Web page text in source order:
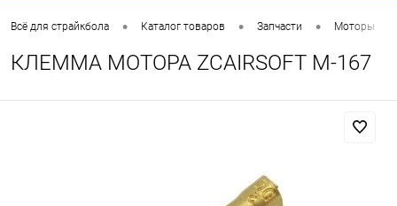
Всё для страйкбола • Каталог товаров • Запчасти • Моторы
КЛЕММА МОТОРА ZCAIRSOFT M-167